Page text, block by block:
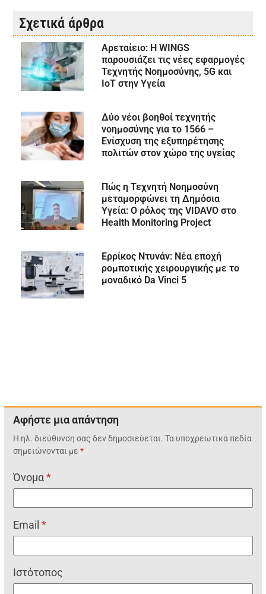
Σχετικά άρθρα
Αρεταίειο: Η WINGS
παρουσιάζει τις νέες εφαρμογές
Τεχνητής Νοημοσύνης, 5G και
IoT στην Υγεία
Δύο νέοι βοηθοί τεχνητής
νοημοσύνης για το 1566 –
Ενίσχυση της εξυπηρέτησης
πολιτών στον χώρο της υγείας
Πώς η Τεχνητή Νοημοσύνη
μεταμορφώνει τη Δημόσια
Υγεία: Ο ρόλος της VIDAVO στο
Health Monitoring Project
Ερρίκος Ντυνάν: Νέα εποχή
ρομποτικής χειρουργικής με το
μοναδικό Da Vinci 5
Αφήστε μια απάντηση
Η ηλ. διεύθυνση σας δεν δημοσιεύεται. Τα υποχρεωτικά πεδία
σημειώνονται με*
Όνομα*
Email*
Ιστότοπος